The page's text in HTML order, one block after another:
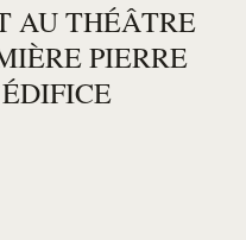
AU THÉÂTRE
PIERRE